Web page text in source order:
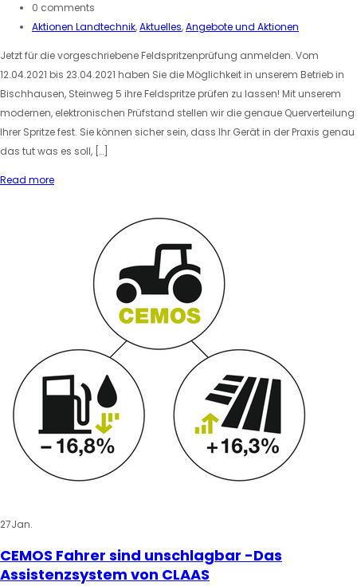
0 comments
Aktionen Landtechnik,Aktuelles,Angebote und Aktionen
Jetzt für die vorgeschriebene Feldspritzenprüfung anmelden. Vom
12.04.2021 bis 23.04.2021 haben Sie die Möglichkeit in unserem Betrieb in
Bischhausen, Steinweg 5 ihre Feldspritze prüfen zu lassen! Mit unserem
modernen, elektronischen Prüfstand stellen wir die genaue Querverteilung
Ihrer Spritze fest. Sie können sicher sein, dass Ihr Gerät in der Praxis genau
das tut was es soll, […]
Read more
27Jan.
CEMOS Fahrer sind unschlagbar -Das
Assistenzsystem von CLAAS